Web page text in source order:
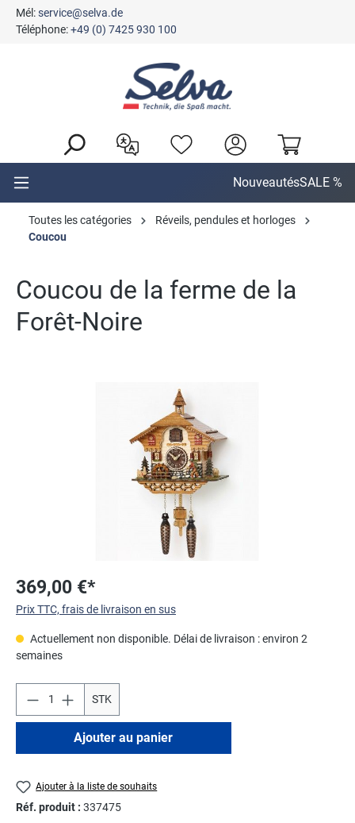
principal
Mél:service@selva.de
Téléphone:+49 (0) 7425 930 100
NouveautésSALE %
Toutes les catégories
Réveils, pendules et horloges
Coucou
Coucou de la ferme de la
Forêt-Noire
369,00 €*
Prix TTC, frais de livraison en sus
Actuellement non disponible. Délai de livraison : environ 2
semaines
STK
Ajouter au panier
Ajouter à la liste de souhaits
Réf. produit : 337475